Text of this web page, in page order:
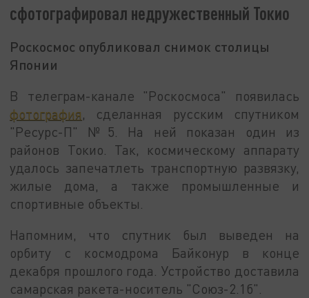
сфотографировал недружественный Токио
Роскосмос опубликовал снимок столицы
Японии
В телеграм-канале "Роскосмоса" появилась
фотография, сделанная русским спутником
"Ресурс-П" №5. На ней показан один из
районов Токио. Так, космическому аппарату
удалось запечатлеть транспортную развязку,
жилые дома, а также промышленные и
спортивные объекты.
Напомним, что спутник был выведен на
орбиту с космодрома Байконур в конце
декабря прошлого года. Устройство доставила
самарская ракета-носитель "Союз-2.1б".